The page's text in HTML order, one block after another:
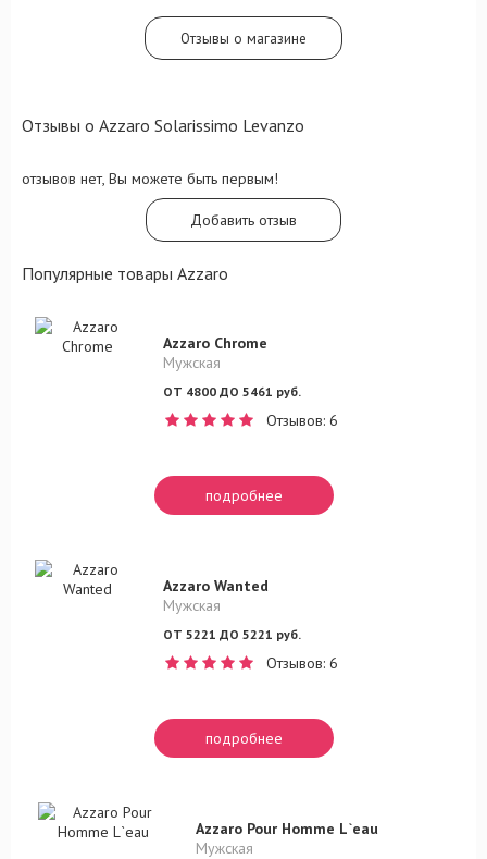
Отзывы о магазине
Отзывы о Azzaro Solarissimo Levanzo
отзывов нет, Вы можете быть первым!
Добавить отзыв
Популярные товары Azzaro
Azzaro Chrome
Мужская
ОТ 4800 ДО 5461 руб.
Отзывов: 6
подробнее
Azzaro Wanted
Мужская
ОТ 5221 ДО 5221 руб.
Отзывов: 6
подробнее
Azzaro Pour Homme L`eau
Мужская